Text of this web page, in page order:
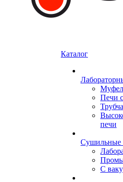
Каталог
Печи
печи
С